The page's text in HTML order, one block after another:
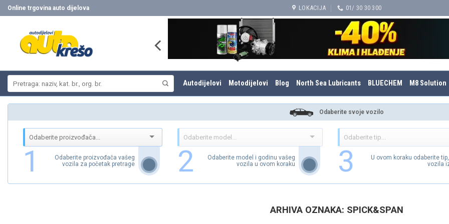
Skip
to
Online trgovina auto dijelova LOKACIJA 01/ 30 30 300
Autodijelovi Motodijelovi Blog North Sea Lubricants BLUECHEM M8 Solution
Odaberite svoje vozilo
1
Odaberite proizvođača vašeg
vozila za početak pretrage
2
Odaberite model i godinu vašeg
vozila u ovom koraku
3
U ovom koraku odaberite
vozila
ARHIVA OZNAKA: SPICK&SPAN